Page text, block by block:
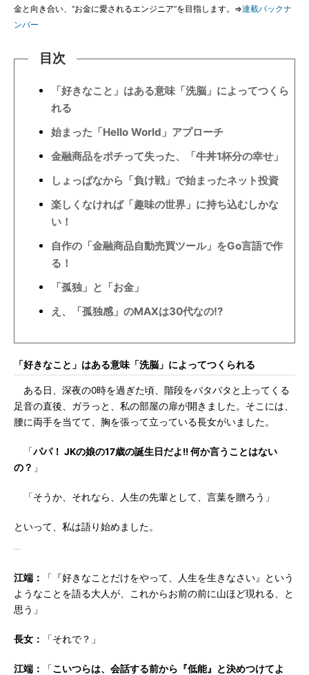
金と向き合い、“お金に愛されるエンジニア”を目指します。⇒連載バックナ
ンバー
目次
「好きなこと」はある意味「洗脳」によってつくら
れる
始まった「Hello World」アプローチ
金融商品をポチって失った、「牛丼1杯分の幸せ」
しょっぱなから「負け戦」で始まったネット投資
楽しくなければ「趣味の世界」に持ち込むしかな
い！
自作の「金融商品自動売買ツール」をGo言語で作
る！
「孤独」と「お金」
え、「孤独感」のMAXは30代なの!?
「好きなこと」はある意味「洗脳」によってつくられる
ある日、深夜の0時を過ぎた頃、階段をバタバタと上ってくる
足音の直後、ガラっと、私の部屋の扉が開きました。そこには、
腰に両手を当てて、胸を張って立っている長女がいました。
「パパ！ JKの娘の17歳の誕生日だよ!! 何か言うことはない
の？ 」
「そうか、それなら、人生の先輩として、言葉を贈ろう」
といって、私は語り始めました。
江端：
「『好きなことだけをやって、人生を生きなさい』という
ようなことを語る大人が、これからお前の前に山ほど現れる、と
思う」
長女： 「それで？」
江端： 「こいつらは、会話する前から『低能』と決めつけてよ